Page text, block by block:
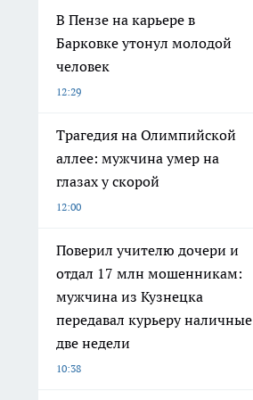
В Пензе на карьере в
Барковке утонул молодой
человек
12:29
Трагедия на Олимпийской
аллее: мужчина умер на
глазах у скорой
12:00
Поверил учителю дочери и
отдал 17 млн мошенникам:
мужчина из Кузнецка
передавал курьеру наличные
две недели
10:38